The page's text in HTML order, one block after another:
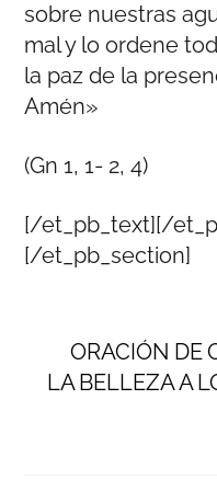
sobre nuestras
mal y lo ordene
la paz de la
Amén»
(Gn 1, 1- 2, 4)
[/et_pb_text][/
[/et_pb_section]
ORACIÓN DE
LA BELLEZA A